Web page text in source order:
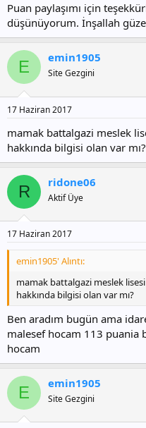
Puan paylaşımı için
düşünüyorum. İnşallah
E emin1905
Site Gezgini
17 Haziran 2017
mamak battalgazi meslek
hakkında bilgisi olan var mı?
R ridone06
Aktif Üye
17 Haziran 2017
emin1905' Alıntı:
mamak battalgazi meslek
hakkında bilgisi olan var mı?
Ben aradım bugün ama
malesef hocam 113 puania
hocam
E emin1905
Site Gezgini